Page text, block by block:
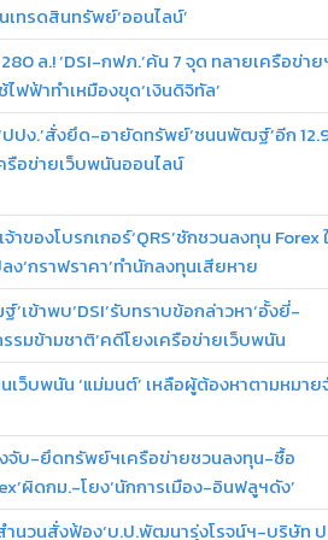
เทรดสินทรัพย์‘ออนไลน์’
ล.! ‘DSI-กฟภ.’ค้น 7 จุด ทลายเครือข่า
ฟฟ้าทำเหมืองขุด‘เงินดิจิทัล’
ปปง.’สั่งยึด-อายัดทรัพย์‘ชนนพัฒฐ์’อีก
รือข่ายเว็บพนันออนไลน์
จ้าของโบรกเกอร์‘QRS’ชักชวนลงทุน Forex
ง‘กราฟราคา’ทำนักลงทุนเสียหาย
เข้าพบ‘DSI’รับทราบข้อกล่าวหา‘อั้งยี่-
รมข้ามชาติ’คดีโยงเครือข่ายเว็บพนัน
เว็บพนัน ‘แม่มนต์’ เหลือผู้ต้องหาตามหมา
งจับ-ยึดทรัพย์ฯเครือข่ายชวนลงทุน-ซื้อ
ผิดกม.-โยง‘นักการเมือง-อินฟลูฯดัง’
สำนวนสั่งฟ้อง‘บ.ป.พัฒนารุ่งโรจน์ฯ-บริษัท